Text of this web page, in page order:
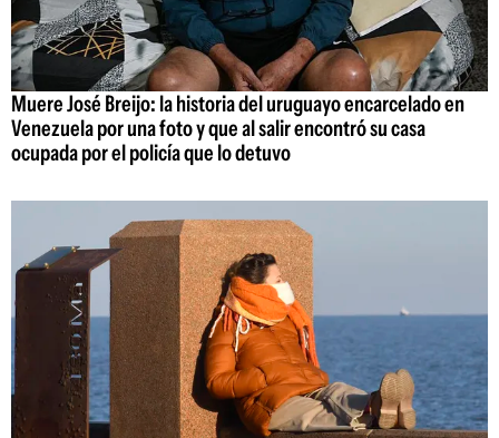
Muere José Breijo: la historia del uruguayo encarcelado en
Venezuela por una foto y que al salir encontró su casa
ocupada por el policía que lo detuvo